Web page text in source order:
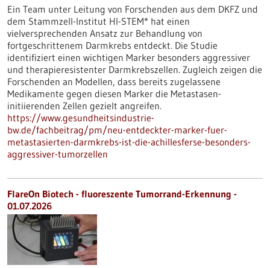
Ein Team unter Leitung von Forschenden aus dem DKFZ und
dem Stammzell-Institut HI-STEM* hat einen
vielversprechenden Ansatz zur Behandlung von
fortgeschrittenem Darmkrebs entdeckt. Die Studie
identifiziert einen wichtigen Marker besonders aggressiver
und therapieresistenter Darmkrebszellen. Zugleich zeigen die
Forschenden an Modellen, dass bereits zugelassene
Medikamente gegen diesen Marker die Metastasen-
initiierenden Zellen gezielt angreifen.
https://www.gesundheitsindustrie-
bw.de/fachbeitrag/pm/neu-entdeckter-marker-fuer-
metastasierten-darmkrebs-ist-die-achillesferse-besonders-
aggressiver-tumorzellen
FlareOn Biotech - fluoreszente Tumorrand-Erkennung -
01.07.2026